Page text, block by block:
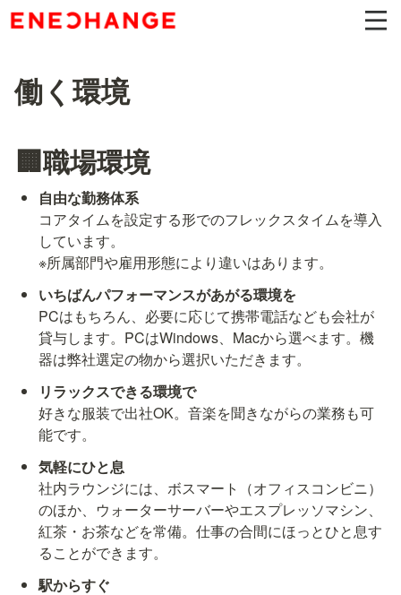
働く環境
🏢職場環境
自由な勤務体系
コアタイムを設定する形でのフレックスタイムを導入
しています。
※所属部門や雇用形態により違いはあります。
PCはもちろん、必要に応じて携帯電話なども会社が
貸与します。PCはWindows、Macから選べます。機
器は弊社選定の物から選択いただきます。
リラックスできる環境で
好きな服装で出社OK。音楽を聞きながらの業務も可
能です。
社内ラウンジには、ボスマート（オフィスコンビニ）
のほか、ウォーターサーバーやエスプレッソマシン、
紅茶・お茶などを常備。仕事の合間にほっとひと息す
ることができます。